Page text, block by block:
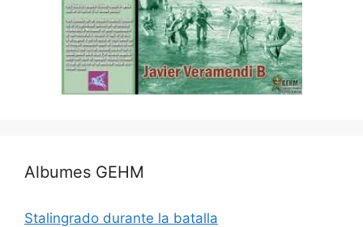
Albumes GEHM
Stalingrado durante la batalla